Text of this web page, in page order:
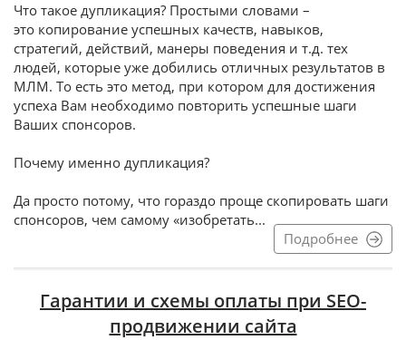
Что такое дупликация? Простыми словами –
это копирование успешных качеств, навыков,
стратегий, действий, манеры поведения и т.д. тех
людей, которые уже добились отличных результатов в
МЛМ. То есть это метод, при котором для достижения
успеха Вам необходимо повторить успешные шаги
Ваших спонсоров.
Почему именно дупликация?
Да просто потому, что гораздо проще скопировать шаги
спонсоров, чем самому «изобретать...
Подробнее
Гарантии и схемы оплаты при SEO-
продвижении сайта